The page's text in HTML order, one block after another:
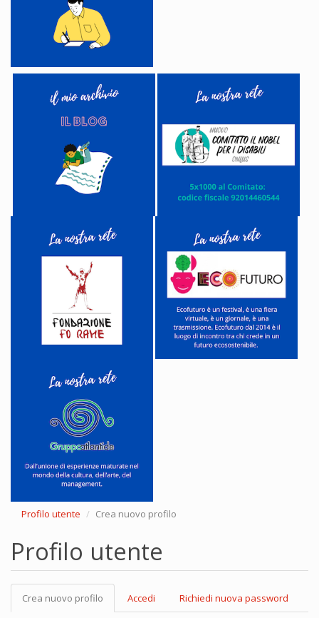
Profilo utente Crea nuovo profilo
Profilo utente
Schede
primarie
Crea nuovo profilo (scheda
attiva)
Accedi Richiedi nuova password